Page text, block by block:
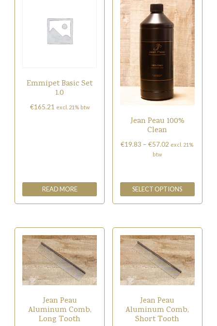
Emmipet Basic Set
1.0
€165.21 excl. 21% btw
READ MORE
Jean Peau 100%
Clean
€19.83 – €57.02 Price
€57.02
excl. 21%
btw
SELECT OPTIONS
has
multiple
The
options
may
be
chosen
on
the
product
page
Jean Peau
Aluminum Comb,
Long Tooth
Jean Peau
Aluminum Comb,
Short Tooth